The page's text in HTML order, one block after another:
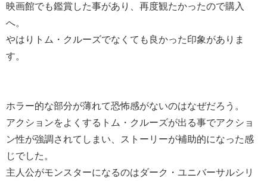
映画館でも鑑賞した事があり、再度観たかったので購入
へ。
やはりトム・クルーズでなくても良かった印象がありま
す。
ホラー的な部分が薄れて恐怖感がないのはなぜだろう。
アクションをよくするトム・クルーズが出る事でアクショ
ン性が強調されてしまい、ストーリーが補助的になった感
じでした。
主人公がモンスターになるのはダーク・ユニバーサルシリ